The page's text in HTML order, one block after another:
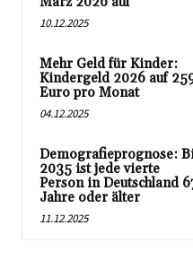
10.12.2025
Mehr Geld für Kinder:
Kindergeld 2026 auf
Euro pro Monat
04.12.2025
Demografieprognose:
2035 ist jede vierte
Person in Deutschland
Jahre oder älter
11.12.2025